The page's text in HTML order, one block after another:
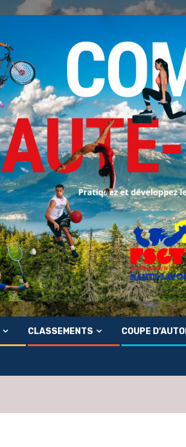
CLASSEMENTS COUPE